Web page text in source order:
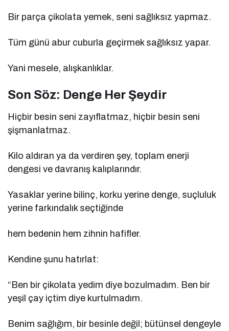
Bir parça çikolata yemek, seni sağlıksız yapmaz.
Tüm günü abur cuburla geçirmek sağlıksız yapar.
Yani mesele, alışkanlıklar.
Son Söz: Denge Her Şeydir
Hiçbir besin seni zayıflatmaz, hiçbir besin seni
şişmanlatmaz.
Kilo aldıran ya da verdiren şey, toplam enerji
dengesi ve davranış kalıplarındır.
Yasaklar yerine bilinç, korku yerine denge, suçluluk
yerine farkındalık seçtiğinde
hem bedenin hem zihnin hafifler.
Kendine şunu hatırlat:
“Ben bir çikolata yedim diye bozulmadım. Ben bir
yeşil çay içtim diye kurtulmadım.
Benim sağlığım, bir besinle değil; bütünsel dengeyle